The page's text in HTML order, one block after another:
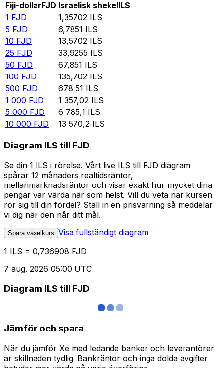
Fiji-dollarFJD Israelisk shekelILS
1 FJD 1,35702 ILS
5 FJD 6,7851 ILS
10 FJD 13,5702 ILS
25 FJD 33,9255 ILS
50 FJD 67,851 ILS
100 FJD 135,702 ILS
500 FJD 678,51 ILS
1 000 FJD 1 357,02 ILS
5 000 FJD 6 785,1 ILS
10 000 FJD 13 570,2 ILS
Diagram ILS till FJD
Se din 1 ILS i rörelse. Vårt live ILS till FJD diagram
spårar 12 månaders realtidsräntor,
mellanmarknadsräntor och visar exakt hur mycket dina
pengar var värda när som helst. Vill du veta när kursen
rör sig till din fördel? Ställ in en prisvarning så meddelar
vi dig när den når ditt mål.
Spåra växelkurs Visa fullständigt diagram
1 ILS = 0,736908 FJD
7 aug. 2026 05:00 UTC
Diagram ILS till FJD
Jämför och spara
När du jämför Xe med ledande banker och leverantörer
är skillnaden tydlig. Bankräntor och inga dolda avgifter